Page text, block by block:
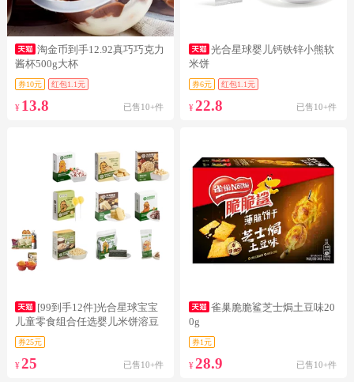
淘金币到手12.92真巧巧克力
酱杯500g大杯
券10元 红包1.1元
¥ 13.8 已售10+件
光合星球婴儿钙铁锌小熊软
米饼
券6元 红包1.1元
¥22.8 已售10+件
[99到手12件]光合星球宝宝
儿童零食组合任选婴儿米饼溶豆
泡
券25元
¥ 25 已售10+件
雀巢脆脆鲨芝士焗土豆味20
0g
券1元
¥28.9 已售10+件